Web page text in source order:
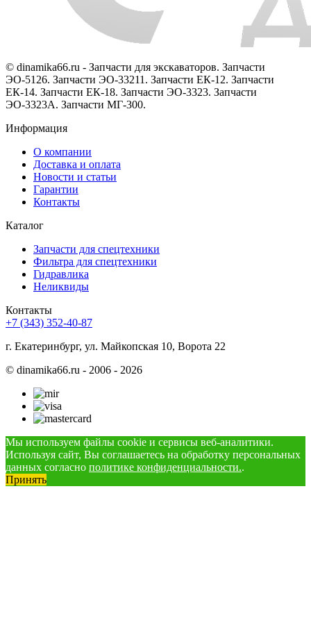
© dinamika66.ru - Запчасти для экскаваторов. Запчасти
ЭО-5126. Запчасти ЭО-33211. Запчасти ЕК-12. Запчасти
ЕК-14. Запчасти ЕК-18. Запчасти ЭО-3323. Запчасти
ЭО-3323А. Запчасти МГ-300.
Информация
О компании
Доставка и оплата
Новости и статьи
Гарантии
Контакты
Каталог
Запчасти для спецтехники
Фильтра для спецтехники
Гидравлика
Неликвиды
Контакты
+7 (343) 352-40-87
г. Екатеринбург, ул. Майкопская 10, Ворота 22
© dinamika66.ru - 2006 - 2026
Мы используем файлы cookie и сервисы веб-аналитики.
Используя сайт, Вы соглашаетесь на обработку персональных
данных согласно политике конфиденциальности..
Принять